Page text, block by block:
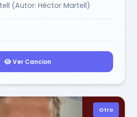
(Autor: Héctor Martell)
Ver Cancion
Otro